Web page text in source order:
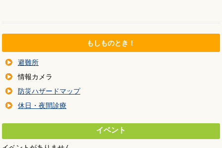
もしものとき！
避難所
情報カメラ
防災ハザードマップ
休日・夜間診療
イベント